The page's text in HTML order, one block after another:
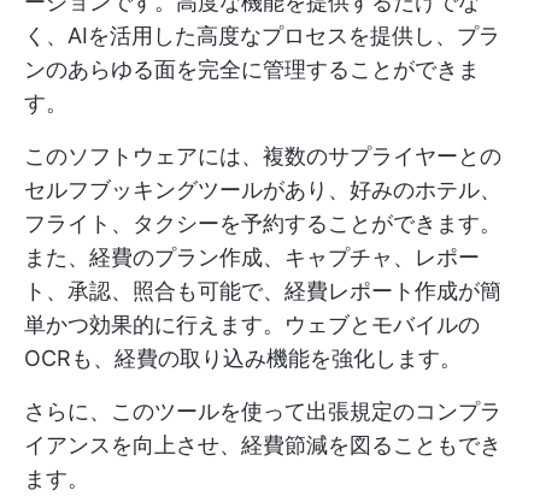
く、AIを活用した高度なプロセスを提供し、プラ
ンのあらゆる面を完全に管理することができま
す。
このソフトウェアには、複数のサプライヤーとの
セルフブッキングツールがあり、好みのホテル、
フライト、タクシーを予約することができます。
また、経費のプラン作成、キャプチャ、レポー
ト、承認、照合も可能で、経費レポート作成が簡
単かつ効果的に行えます。ウェブとモバイルの
OCRも、経費の取り込み機能を強化します。
さらに、このツールを使って出張規定のコンプラ
イアンスを向上させ、経費節減を図ることもでき
ます。